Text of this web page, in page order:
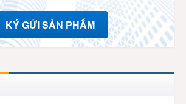
KÝ GỬI SẢN PHẨM